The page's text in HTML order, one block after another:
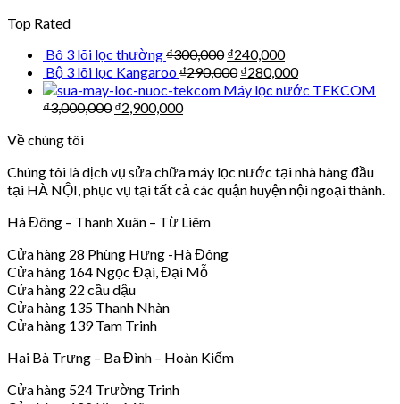
Top Rated
Bô 3 lõi lọc thường₫300,000 ₫240,000
Bộ 3 lõi lọc Kangaroo₫290,000 ₫280,000
Máy lọc nước TEKCOM
₫3,000,000 ₫2,900,000
Về chúng tôi
Chúng tôi là dịch vụ sửa chữa máy lọc nước tại nhà hàng đầu
tại HÀ NỘI, phục vụ tại tất cả các quận huyện nội ngoại thành.
Hà Đông – Thanh Xuân – Từ Liêm
Cửa hàng 28 Phùng Hưng -Hà Đông
Cửa hàng 164 Ngọc Đại, Đại Mỗ
Cửa hàng 22 cầu dậu
Cửa hàng 135 Thanh Nhàn
Cửa hàng 139 Tam Trinh
Hai Bà Trưng – Ba Đình – Hoàn Kiếm
Cửa hàng 524 Trường Trinh